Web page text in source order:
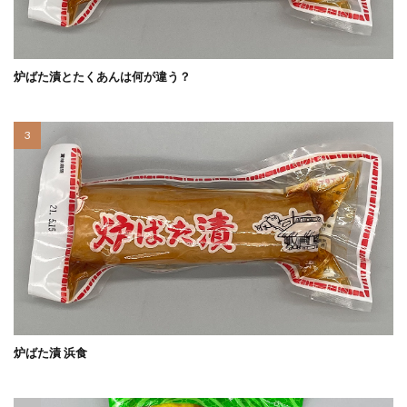
炉ばた漬とたくあんは何が違う？
炉ばた漬 浜食